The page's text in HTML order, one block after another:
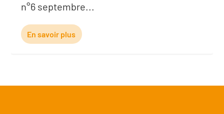
n°6 septembre...
En savoir plus